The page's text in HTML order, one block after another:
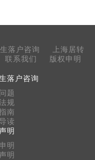
落户咨询
上海居转
联系我们 版权申明
落户咨询
题
规
南
读
明
明
明